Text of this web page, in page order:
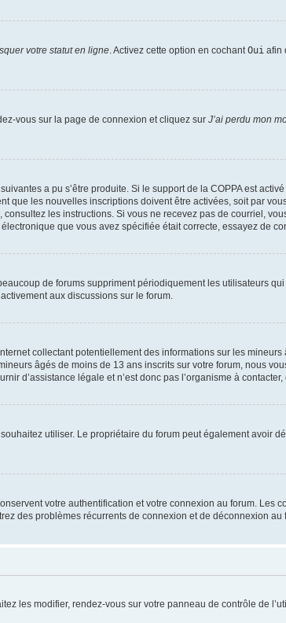
votre statut en ligne. Activez cette option en cochantOui afin
vous sur la page de connexion et cliquez sur J’ai perdu mon
a pu s’être produite. Si le support de la COPPA est
les nouvelles inscriptions doivent être activées, soit par
les instructions. Si vous ne recevez pas de courriel,
que vous avez spécifiée était correcte, essayez de
de forums suppriment périodiquement les utilisateurs
aux discussions sur le forum.
collectant potentiellement des informations sur les
âgés de moins de 13 ans inscrits sur votre forum, nous
d’assistance légale et n’est donc pas l’organisme à
utiliser. Le propriétaire du forum peut également avoir
votre authentification et votre connexion au forum. Les
des problèmes récurrents de connexion et de déconnexion
les modifier, rendez-vous sur votre panneau de contrôle de